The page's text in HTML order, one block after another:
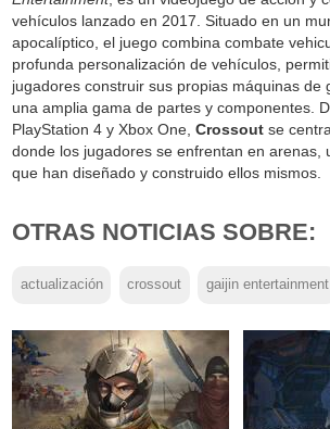
vehículos lanzado en 2017. Situado en un
apocalíptico, el juego combina combate
profunda personalización de vehículos,
jugadores construir sus propias máquinas de
una amplia gama de partes y componentes.
PlayStation 4 y Xbox One,Crossout se
donde los jugadores se enfrentan en arenas,
que han diseñado y construido ellos mismos.
OTRAS NOTICIAS SOBRE:
actualización crossout gaijin entertainment